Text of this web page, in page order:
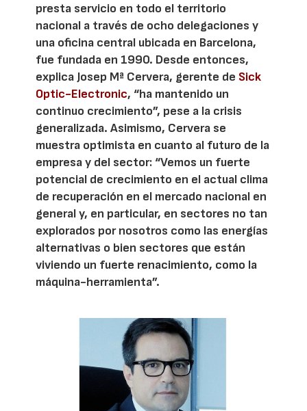
presta servicio en todo el territorio
nacional a través de ocho delegaciones y
una oficina central ubicada en Barcelona,
fue fundada en 1990. Desde entonces,
explica Josep Mª Cervera, gerente de Sick
Optic-Electronic, “ha mantenido un
continuo crecimiento”, pese a la crisis
generalizada. Asimismo, Cervera se
muestra optimista en cuanto al futuro de la
empresa y del sector: “Vemos un fuerte
potencial de crecimiento en el actual clima
de recuperación en el mercado nacional en
general y, en particular, en sectores no tan
explorados por nosotros como las energías
alternativas o bien sectores que están
viviendo un fuerte renacimiento, como la
máquina-herramienta”.